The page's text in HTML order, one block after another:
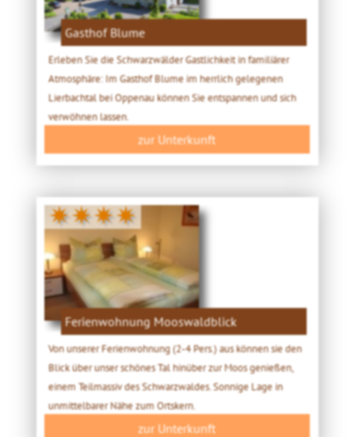
Gasthof Blume
Erleben Sie die Schwarzwälder Gastlichkeit in familiärer
Atmosphäre: Im Gasthof Blume im herrlich gelegenen
Lierbachtal bei Oppenau können Sie entspannen und sich
verwöhnen lassen.
zur Unterkunft
✷✷✷✷
Ferienwohnung Mooswaldblick
Von unserer Ferienwohnung (2-4 Pers.) aus können sie den
Blick über unser schönes Tal hinüber zur Moos genießen,
einem Teilmassiv des Schwarzwaldes. Sonnige Lage in
unmittelbarer Nähe zum Ortskern.
zur Unterkunft